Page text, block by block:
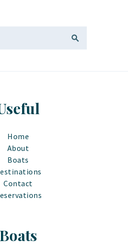
Home
About
Boats
Contact
Boats